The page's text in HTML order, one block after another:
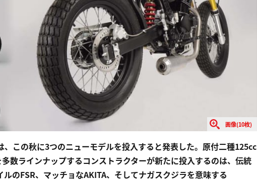
画像(10枚)
この秋に3つのニューモデルを投入すると発表した。原付二種125cc
数ラインナップするコンストラクターが新たに投入するのは、伝統
のFSR、マッチョなAKITA、そしてナガスクジラを意味する